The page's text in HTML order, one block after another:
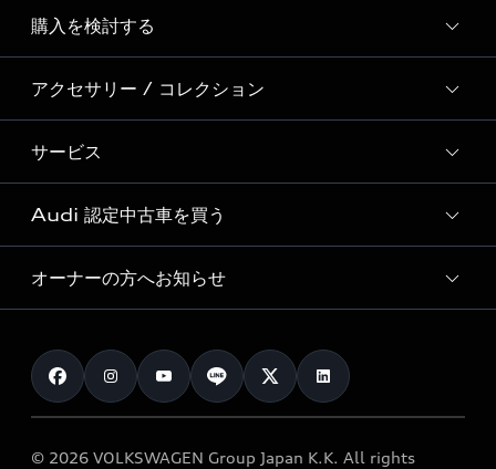
Story of Progress
Audi Sport
Formula 1®
デジタルサービス
ディーラー検索
新車在庫検索
試乗車・展示車検索
見積り依頼
試乗予約
購入を検討する
モデル一覧
特別仕様モデル / 限定モデル
e-tronラインアップ
価格シミュレーション
車両比較
カタログ一覧
アクセサリー / コレクション
純正アクセサリー
オンラインショップ
Audi collection
アウディナビアプリ
サービス
サービス入庫予約
サービスプログラム
メンテナンス
車検 / 定期点検
e-tronアフターサポート
Audi 認定中古車を買う
Audi認定中古車
クオリティ
保証
メンテナンス
オーナーの方へお知らせ
お知らせ
オーナー様向けキャンペーン
© 2026 VOLKSWAGEN Group Japan K.K. All rights